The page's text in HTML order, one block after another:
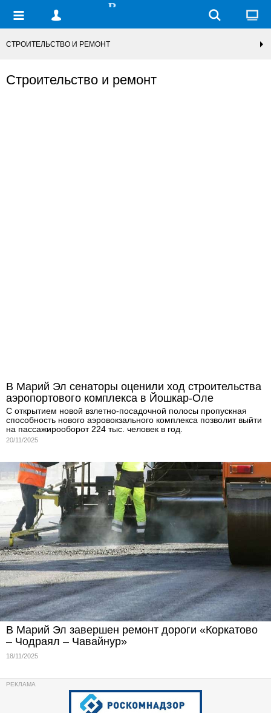
СТРОИТЕЛЬСТВО И РЕМОНТ
Строительство и ремонт
В Марий Эл сенаторы оценили ход строительства
аэропортового комплекса в Йошкар-Оле
С открытием новой взлетно-посадочной полосы пропускная
способность нового аэровокзального комплекса позволит выйти
на пассажирооборот 224 тыс. человек в год.
20/11/2025
В Марий Эл завершен ремонт дороги «Коркатово
– Чодраял – Чавайнур»
18/11/2025